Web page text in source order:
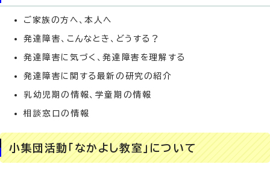
ご家族の方へ、本人へ
発達障害、こんなとき、どうする？
発達障害に気づく、発達障害を理解する
発達障害に関する最新の研究の紹介
乳幼児期の情報、学童期の情報
相談窓口の情報
小集団活動「なかよし教室」について